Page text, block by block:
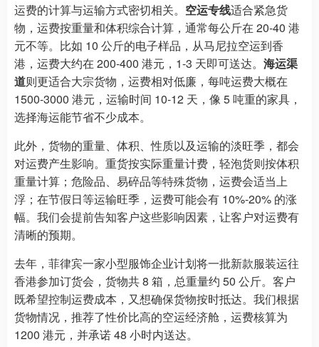
运费的计算与运输方式密切相关。 空运专线适合紧急货
物，运费按重量和体积综合计算，通常每公斤在 20-40 港
元不等。比如 10 公斤的电子样品，从马尼拉空运到香
港，运费大约在 200-400 港元，1-3 天即可送达。 海运渠
道则更适合大宗货物，运费相对低廉，每吨运费大概在
1500-3000 港元，运输时间 10-12 天，像 5 吨重的家具，
选择海运能节省不少成本。
此外，货物的重量、体积、性质以及运输的淡旺季，都会
对运费产生影响。重货按实际重量计费，轻泡货则按体积
重量计算；危险品、易碎品等特殊货物，运费会适当上
浮；在节假日等运输旺季，运费可能会有 10%-20% 的涨
幅。我们会提前告知客户这些影响因素，让客户对运费有
清晰的预期。
去年，菲律宾一家小型服饰企业计划将一批新款服装运往
香港参加订货会，货物共 8 箱，总重量约 50 公斤。客户
既希望控制运费成本，又想确保货物按时抵达。我们根据
货物情况，推荐了性价比高的空运经济舱，运费核算为
1200 港元，并承诺 48 小时内送达。